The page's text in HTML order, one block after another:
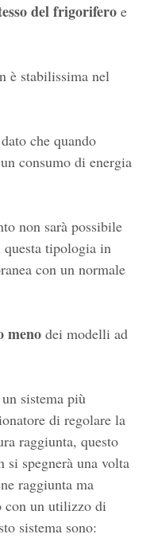
del frigorifero e
è stabilissima nel
dato che quando
consumo di energia
non sarà possibile
tipologia in
con un normale
meno dei modelli ad
sistema più
di regolare la
raggiunta, questo
spegnerà una volta
raggiunta ma
con un utilizzo di
sistema sono: